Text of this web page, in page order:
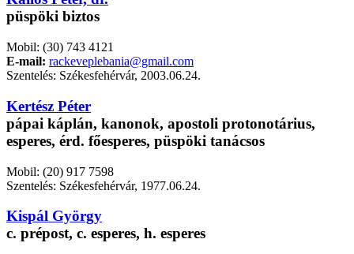
püspöki biztos
Mobil: (30) 743 4121
E-mail: rackeveplebania@gmail.com
Szentelés: Székesfehérvár, 2003.06.24.
Kertész Péter
pápai káplán, kanonok, apostoli protonotárius,
esperes, érd. főesperes, püspöki tanácsos
Mobil: (20) 917 7598
Szentelés: Székesfehérvár, 1977.06.24.
Kispál György
c. prépost, c. esperes, h. esperes